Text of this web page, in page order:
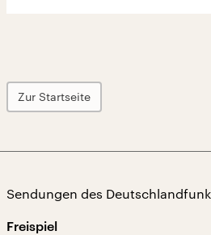
Zur Startseite
Sendungen des
Freispiel